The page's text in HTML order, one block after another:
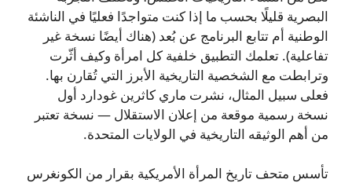
البصرية قليلًا بحسب ما إذا كنت متواجدًا فعليًا في الناشئة
الوطنية أم تتابع البرنامج عن بُعد (هناك أيضًا نسخة غير
تفاعلية). تعلمك التطبيق خلفية كل امرأة وكيف أثّرت
وترابطت مع الشخصية التاريخية الأبرز التي تُقارن بها.
فعلى سبيل المثال، نشرت ماري كاثرين غودارد أول
نسخة رسمية موقعة من إعلان الاستقلال — نسخة تعتبر
من أهم الوثيقه التاريخية في الولايات المتحدة.
تأسس متحف تاريخ المرأة الأمريكية بقرار من الكونغرس